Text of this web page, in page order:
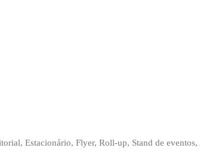
Estacionário, Flyer, Roll-up, Stand de